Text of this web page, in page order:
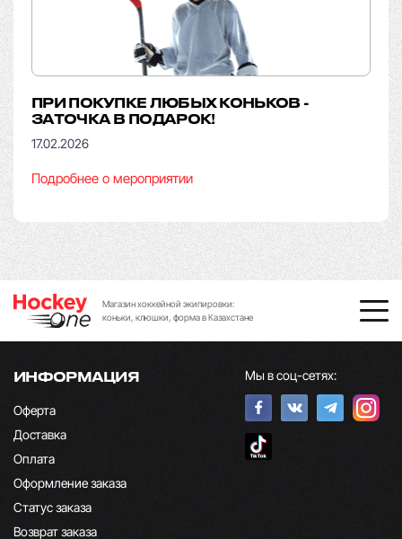
ПРИ ПОКУПКЕ ЛЮБЫХ КОНЬКОВ -
ЗАТОЧКА В ПОДАРОК!
17.02.2026
Подробнее о мероприятии
Магазин хоккейной экипировки:
коньки, клюшки, форма в Казахстане
ИНФОРМАЦИЯ
Оферта
Доставка
Оплата
Оформление заказа
Статус заказа
Возврат заказа
Мы в соц-сетях: